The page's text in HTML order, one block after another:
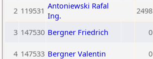
2 119531 Antoniewski Rafal
Ing.
2498
3 147530 Bergner Friedrich 0
4 147533 Bergner Valentin 0